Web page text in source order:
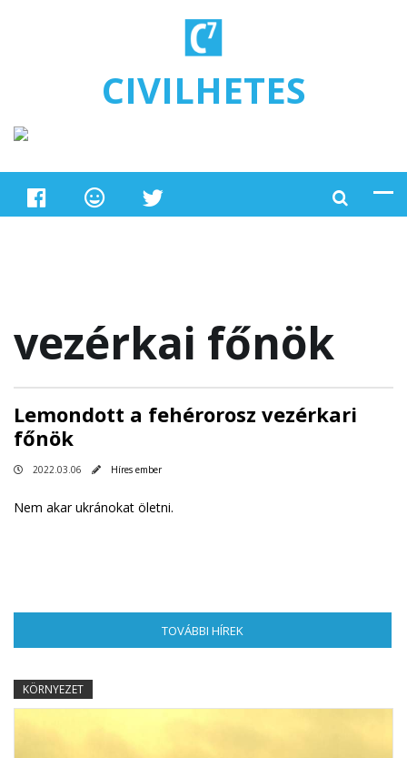
CIVILHETES
vezérkai főnök
Lemondott a fehérorosz vezérkari
főnök
2022.03.06 Híres ember
Nem akar ukránokat öletni.
TOVÁBBI HÍREK
KÖRNYEZET